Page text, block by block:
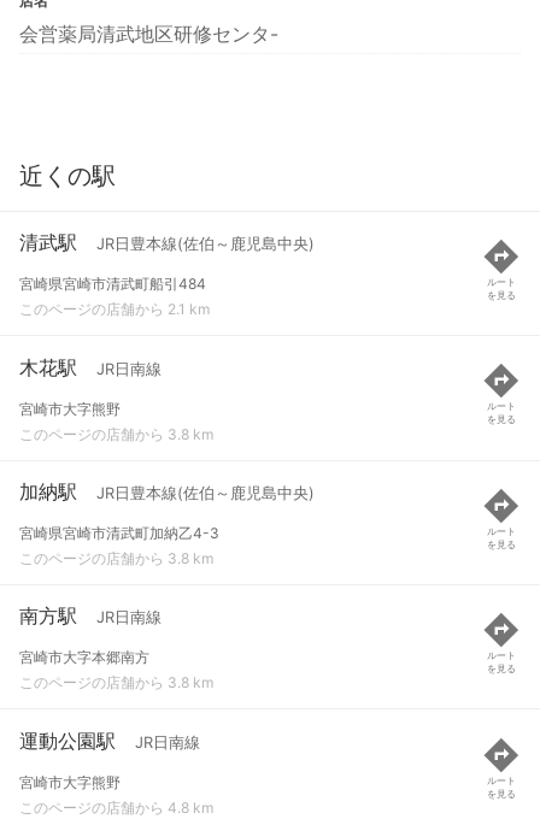
会営薬局清武地区研修センタ-
近くの駅
清武駅 JR日豊本線(佐伯～鹿児島中央)
宮崎県宮崎市清武町船引484
このページの店舗から 2.1 km
ルート
を見る
木花駅 JR日南線
宮崎市大字熊野
このページの店舗から 3.8 km
ルート
を見る
加納駅 JR日豊本線(佐伯～鹿児島中央)
宮崎県宮崎市清武町加納乙4-3
このページの店舗から 3.8 km
ルート
を見る
南方駅 JR日南線
宮崎市大字本郷南方
このページの店舗から 3.8 km
ルート
を見る
運動公園駅 JR日南線
宮崎市大字熊野
このページの店舗から 4.8 km
ルート
を見る